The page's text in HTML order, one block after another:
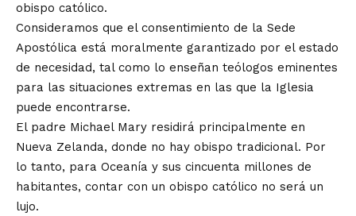
obispo católico.
Consideramos que el consentimiento de la Sede
Apostólica está moralmente garantizado por el estado
de necesidad, tal como lo enseñan teólogos eminentes
para las situaciones extremas en las que la Iglesia
puede encontrarse.
El padre Michael Mary residirá principalmente en
Nueva Zelanda, donde no hay obispo tradicional. Por
lo tanto, para Oceanía y sus cincuenta millones de
habitantes, contar con un obispo católico no será un
lujo.